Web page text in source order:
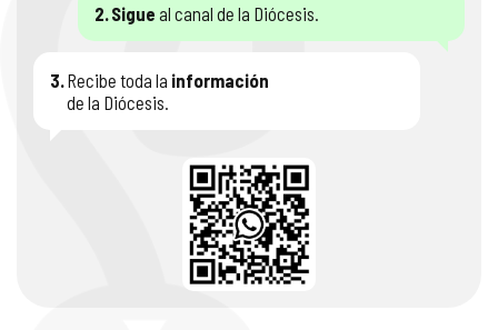
2. Sigue al canal de la Diócesis.
3. Recibe toda la información
de la Diócesis.